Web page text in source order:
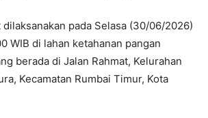
pada Selasa (30/06/2026)
WIB di lahan ketahanan pangan
berada di Jalan Rahmat, Kelurahan
Kecamatan Rumbai Timur, Kota